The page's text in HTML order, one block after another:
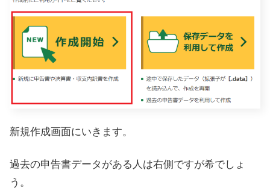
新規作成画面にいきます。
過去の申告書データがある人は右側ですが希でしょ
う。